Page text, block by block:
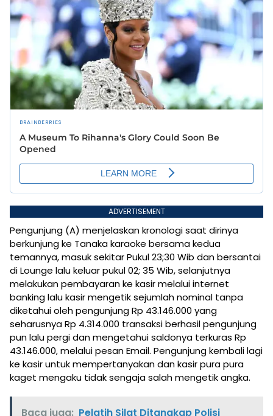
ADVERTISEMENT
Pengunjung (A) menjelaskan kronologi saat dirinya
berkunjung ke Tanaka karaoke bersama kedua
temannya, masuk sekitar Pukul 23;30 Wib dan bersantai
di Lounge lalu keluar pukul 02; 35 Wib, selanjutnya
melakukan pembayaran ke kasir melalui internet
banking lalu kasir mengetik sejumlah nominal tanpa
diketahui oleh pengunjung Rp 43.146.000 yang
seharusnya Rp 4.314.000 transaksi berhasil pengunjung
pun lalu pergi dan mengetahui saldonya terkuras Rp
43.146.000, melalui pesan Email. Pengunjung kembali lagi
ke kasir untuk mempertanyakan dan kasir pura pura
kaget mengaku tidak sengaja salah mengetik angka.
Baca juga: Pelatih Silat Ditangkap Polisi